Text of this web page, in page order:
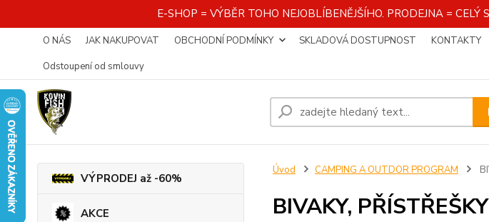
E-SHOP = VÝBĚR TOHO NEJOBLÍBENĚJŠÍHO. PRODEJNA =
O NÁS JAK NAKUPOVAT OBCHODNÍ PODMÍNKY SKLADOVÁ DOSTUPNOST KONTAKTY
Odstoupení od smlouvy
VÝPRODEJ až -60%
AKCE
Úvod CAMPING A OUTDOR PROGRAM
BIVAKY, PŘÍSTŘEŠKY